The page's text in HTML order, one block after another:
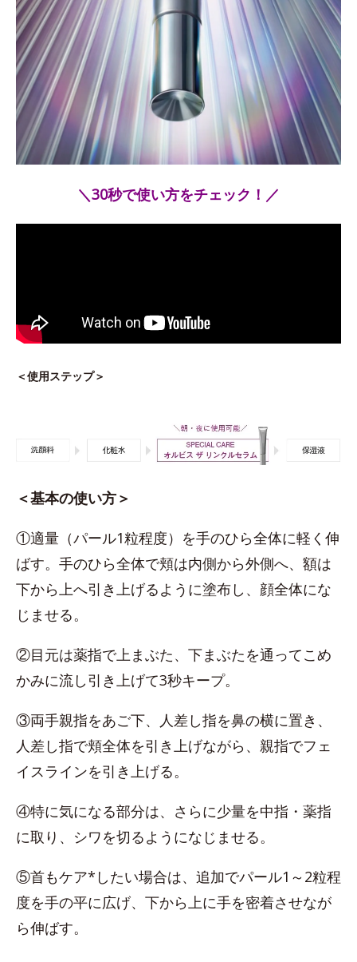
＼30秒で使い方をチェック！／
＜使用ステップ＞
＜基本の使い方＞
①適量（パール1粒程度）を手のひら全体に軽く伸
ばす。手のひら全体で頬は内側から外側へ、額は
下から上へ引き上げるように塗布し、顔全体にな
じませる。
②目元は薬指で上まぶた、下まぶたを通ってこめ
かみに流し引き上げて3秒キープ。
③両手親指をあご下、人差し指を鼻の横に置き、
人差し指で頬全体を引き上げながら、親指でフェ
イスラインを引き上げる。
④特に気になる部分は、さらに少量を中指・薬指
に取り、シワを切るようになじませる。
⑤首もケア*したい場合は、追加でパール1～2粒程
度を手の平に広げ、下から上に手を密着させなが
ら伸ばす。